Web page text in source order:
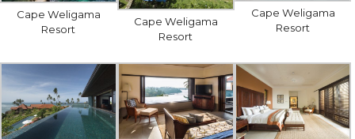
Cape Weligama
Resort
Cape Weligama
Resort
Cape Weligama
Resort